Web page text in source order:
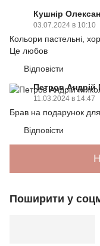
Кушнір
03.07.2024 в 10:10
Кольори пастельні,
Це любов
Відповісти
Петров
11.03.2024 в 14:47
Брав на подарунок
Відповісти
Поширити у